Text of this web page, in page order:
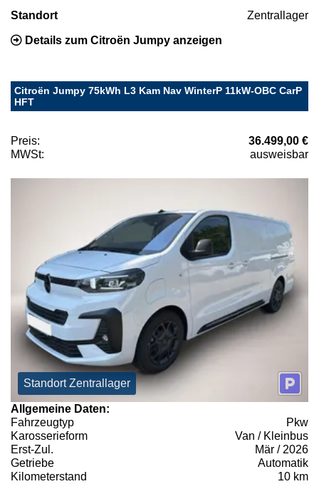
Standort Zentrallager
Details zum Citroën Jumpy anzeigen
Citroën Jumpy 75kWh L3 Kam Nav WinterP 11kW-OBC CarP
HFT
Preis:
36.499,00 €
MWSt:
ausweisbar
Standort Zentrallager
Allgemeine Daten:
Fahrzeugtyp
Pkw
Karosserieform
Van / Kleinbus
Erst-Zul.
Mär / 2026
Getriebe
Automatik
Kilometerstand
10 km